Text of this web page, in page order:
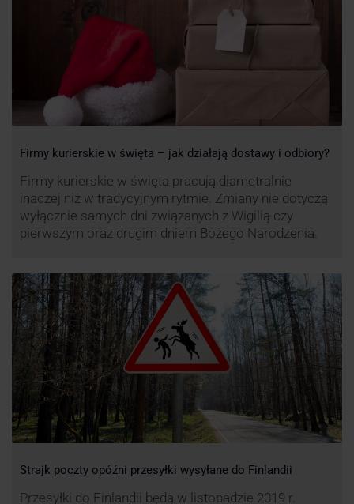
Firmy kurierskie w święta – jak działają dostawy i odbiory?
Firmy kurierskie w święta pracują diametralnie
inaczej niż w tradycyjnym rytmie. Zmiany nie dotyczą
wyłącznie samych dni związanych z Wigilią czy
pierwszym oraz drugim dniem Bożego Narodzenia.
Strajk poczty opóźni przesyłki wysyłane do Finlandii
Przesyłki do Finlandii będą w listopadzie 2019 r.